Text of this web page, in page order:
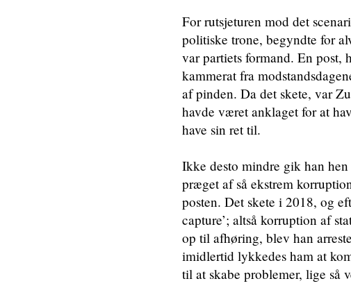
For rutsjeturen mod det
politiske trone, begyndte for
var partiets formand. En post,
kammerat fra
af pinden. Da det skete, var
havde været anklaget for at
have sin ret til.
Ikke desto mindre gik han
præget af så ekstrem
posten. Det skete i 2018, og
capture’; altså korruption af
op til afhøring, blev han
imidlertid lykkedes ham at
til at skabe problemer, lige så